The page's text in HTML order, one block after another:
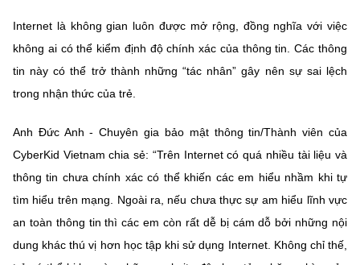
©2026 Bản quyền thuộc Bộ Khoa Học và Công Nghệ
(Ghi rõ nguồn "https://mst.gov.vn" khi phát hành lại thông tin từ
Internet là không gian luôn được mở rộng, đồng nghĩa với việc
không ai có thể kiểm định độ chính xác của thông tin. Các thông
tin này có thể trở thành những “tác nhân” gây nên sự sai lệch
trong nhận thức của trẻ.
Anh Đức Anh - Chuyên gia bảo mật thông tin/Thành viên của
CyberKid Vietnam chia sẻ: “Trên Internet có quá nhiều tài liệu và
thông tin chưa chính xác có thể khiến các em hiểu nhầm khi tự
tìm hiểu trên mạng. Ngoài ra, nếu chưa thực sự am hiểu lĩnh vực
an toàn thông tin thì các em còn rất dễ bị cám dỗ bởi những nội
dung khác thú vị hơn học tập khi sử dụng Internet. Không chỉ thế,